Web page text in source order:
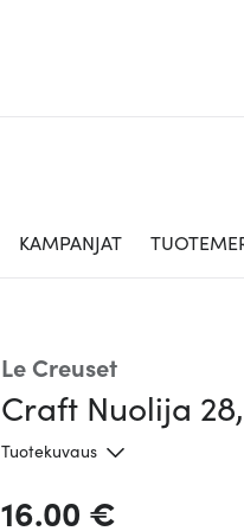
KAMPANJAT
Le Creuset
Craft Nuolija
Tuotekuvaus
16.00 €